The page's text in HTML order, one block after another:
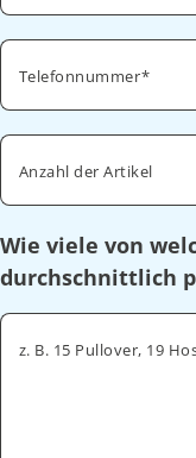
Telefonnummer
Anzahl der Artikel
Wie viele von
durchschnittlich
z. B. 15 Pullover, 19